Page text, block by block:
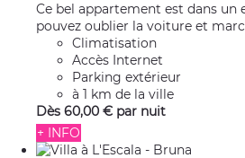
Ce bel appartement est dans
pouvez oublier la voiture et
Climatisation
Accès Internet
Parking extérieur
à 1 km de la ville
Dès 60,00 € par nuit
+ INFO